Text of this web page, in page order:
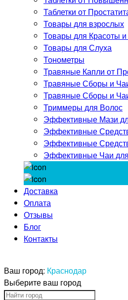
Таблетки от
Товары для взрослых
Товары для Красоты
Товары для Слуха
Тонометры
Травяные Капли от
Травяные Сборы и
Травяные Сборы и
Триммеры для Волос
Эффективные Мази
Эффективные
Эффективные
Эффективные Чаи
Доставка
Оплата
Отзывы
Блог
Контакты
Ваш город: Краснодар
Выберите ваш город